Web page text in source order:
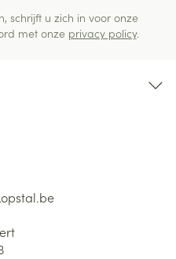
schrijft u zich in voor onze
met onze privacy policy.